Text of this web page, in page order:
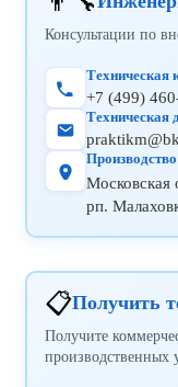
Консультации по
Техническая
+7 (499)
Техническая
Производство
Московская
рп.
📋Получить
Получите
производственных